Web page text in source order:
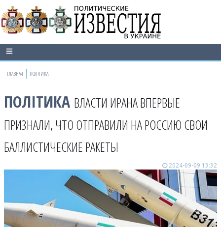
ГЛАВНАЯ ПОЛІТИКА
ПОЛІТИКА ВЛАСТИ ИРАНА ВПЕРВЫЕ
ПРИЗНАЛИ, ЧТО ОТПРАВИЛИ НА РОССИЮ СВОИ
БАЛЛИСТИЧЕСКИЕ РАКЕТЫ
2024-09-09 13:32